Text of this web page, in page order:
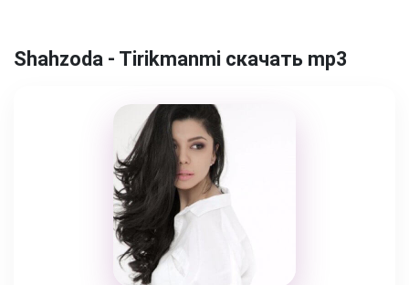
Shahzoda - Tirikmanmi скачать mp3